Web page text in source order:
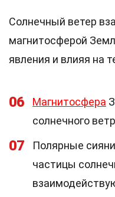
Солнечный ветер
магнитосферой
явления и влияя на
06 Магнитосфера
солнечного
07
Полярные
частицы